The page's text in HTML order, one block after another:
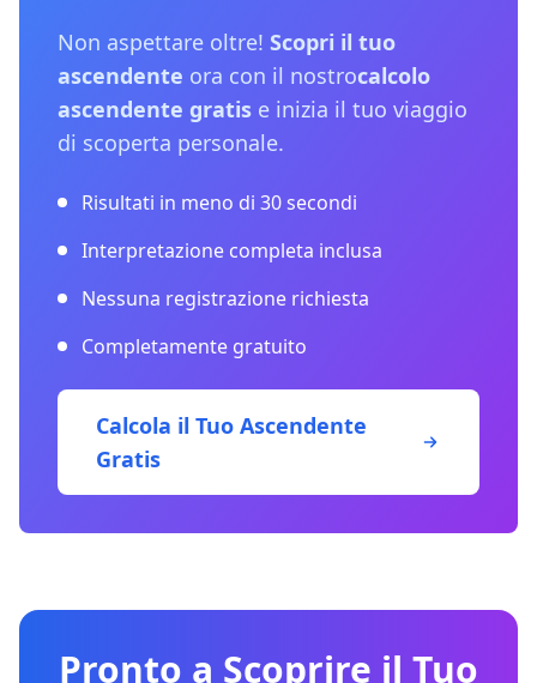
Non aspettare oltre! Scopri il tuo
ascendente ora con il nostrocalcolo
ascendente gratis e inizia il tuo viaggio
di scoperta personale.
Risultati in meno di 30 secondi
Interpretazione completa inclusa
Nessuna registrazione richiesta
Completamente gratuito
Calcola il Tuo Ascendente
Gratis
Pronto a Scoprire il Tuo